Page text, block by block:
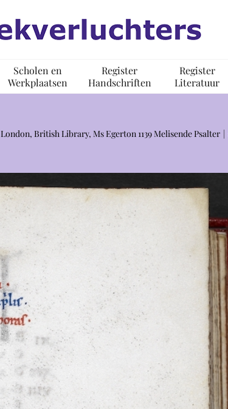
Scholen en
Werkplaatsen
Register
Handschriften
Register
Literatuur
London, British Library, Ms Egerton 1139 Melisende Psalter